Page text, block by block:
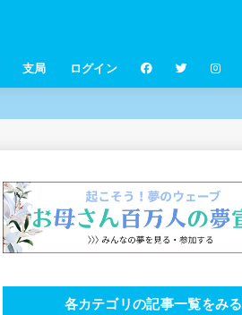
支局 ログイン
各カテゴリの記事一覧をみる